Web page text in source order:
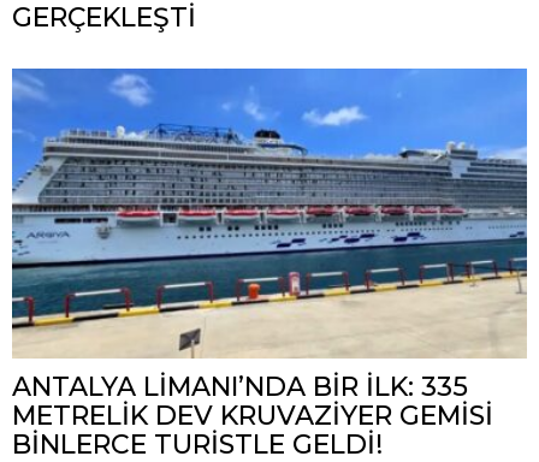
GERÇEKLEŞTİ
ANTALYA LİMANI’NDA BİR İLK: 335
METRELİK DEV KRUVAZİYER GEMİSİ
BİNLERCE TURİSTLE GELDİ!